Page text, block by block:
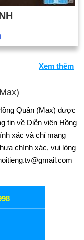
Xem thêm
Quân (Max) được
tin về Diễn viên Hồng
xác và chỉ mang
chính xác, vui lòng